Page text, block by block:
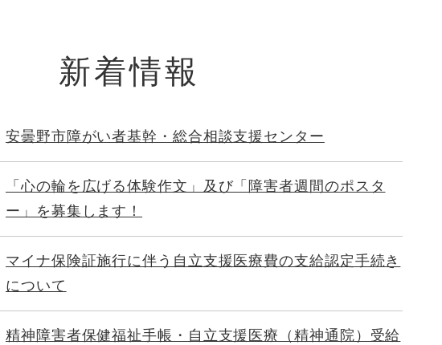
新着情報
安曇野市障がい者基幹・総合相談支援センター
「心の輪を広げる体験作文」及び「障害者週間のポスタ
ー」を募集します！
マイナ保険証施行に伴う自立支援医療費の支給認定手続き
について
精神障害者保健福祉手帳・自立支援医療（精神通院）受給